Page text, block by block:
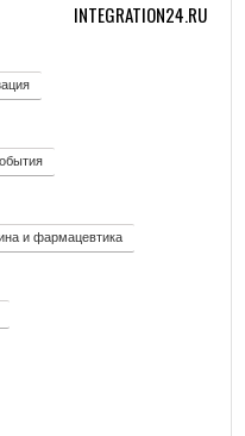
INTEGRATION24.RU
и фармацевтика